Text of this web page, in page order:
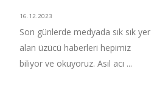
16.12.2023
Son günlerde medyada sık sık yer
alan üzücü haberleri hepimiz
biliyor ve okuyoruz. Asıl acı ...